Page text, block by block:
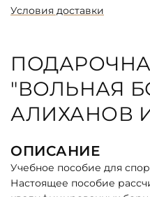
Условия доставки
"ВОЛЬНАЯ
АЛИХАНОВ
ОПИСАНИЕ
Учебное пособие для
Настоящее пособие